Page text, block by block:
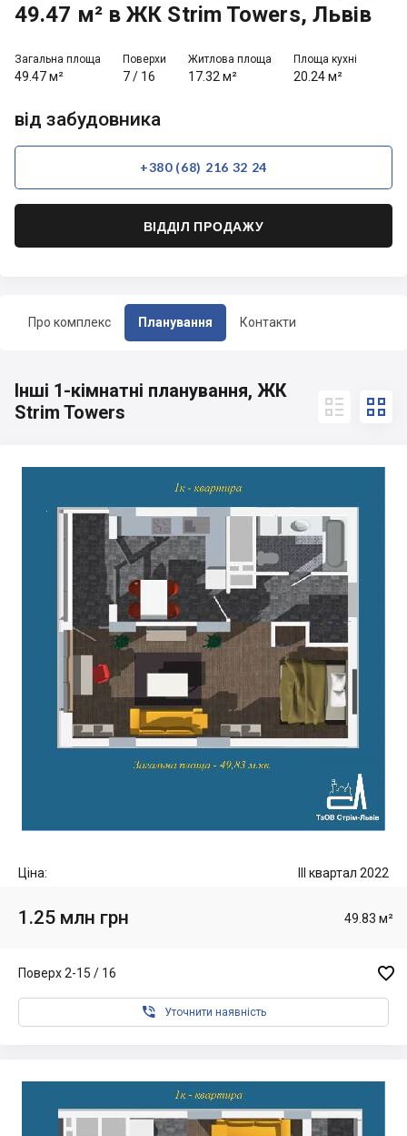
Про комплекс Планування Контакти
49.47 м² в ЖК Strim Towers, Львів
Загальна площа
49.47 м²
Поверхи
7/ 16
Житлова площа
17.32 м²
Площа кухні
20.24 м²
від забудовника
+380 (68) 216 32 24
ВІДДІЛ ПРОДАЖУ
Інші 1-кімнатні планування, ЖК
Strim Towers
 
Ціна: III квартал 2022
1.25 млн грн 49.83 м²
Поверх 2-15 / 16 
 Уточнити наявність